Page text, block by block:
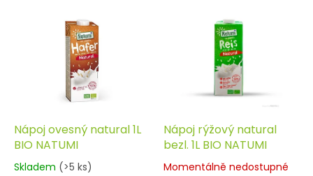
dNápoj ovesný natural 1L
BIO NATUMI
Skladem (>5 ks)
Nápoj rýžový natural
bezl. 1L BIO NATUMI
Momentálně nedostupné